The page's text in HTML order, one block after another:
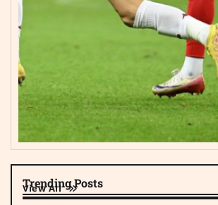
Trending Posts
View All